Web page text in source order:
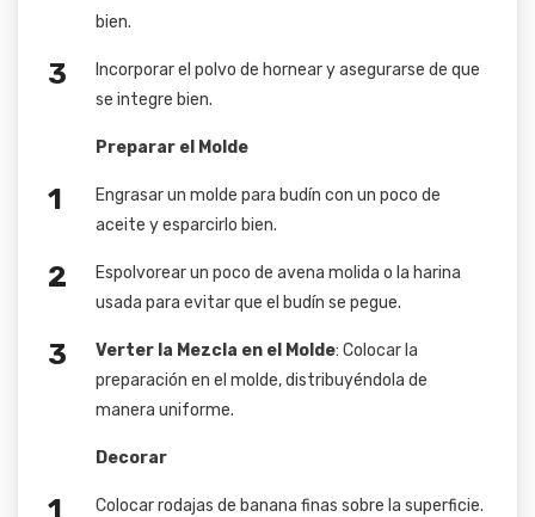
bien.
Incorporar el polvo de hornear y asegurarse de que
se integre bien.
Preparar el Molde
Engrasar un molde para budín con un poco de
aceite y esparcirlo bien.
Espolvorear un poco de avena molida o la harina
usada para evitar que el budín se pegue.
Verter la Mezcla en el Molde: Colocar la
preparación en el molde, distribuyéndola de
manera uniforme.
Decorar
Colocar rodajas de banana finas sobre la superficie.